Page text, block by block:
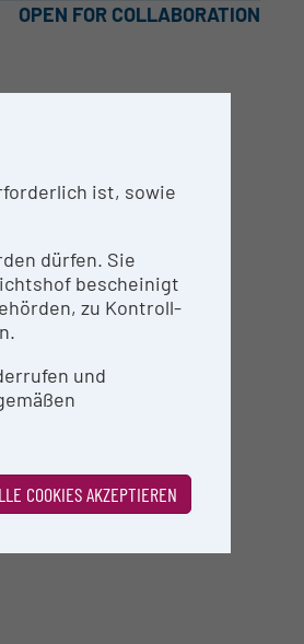
OPEN FOR COLLABORATION
ist, sowie
dürfen. Sie
bescheinigt
zu Kontroll-
und
COOKIES AKZEPTIEREN